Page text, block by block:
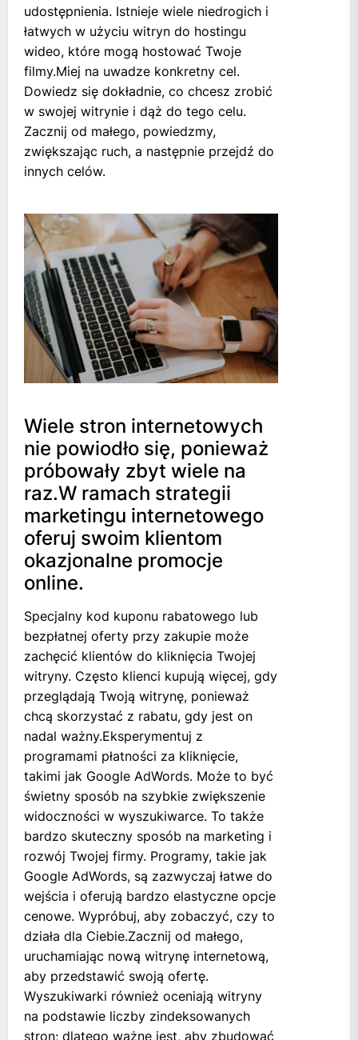
udostępnienia. Istnieje wiele niedrogich i
łatwych w użyciu witryn do hostingu
wideo, które mogą hostować Twoje
filmy.Miej na uwadze konkretny cel.
Dowiedz się dokładnie, co chcesz zrobić
w swojej witrynie i dąż do tego celu.
Zacznij od małego, powiedzmy,
zwiększając ruch, a następnie przejdź do
innych celów.
Wiele stron internetowych
nie powiodło się, ponieważ
próbowały zbyt wiele na
raz.W ramach strategii
marketingu internetowego
oferuj swoim klientom
okazjonalne promocje
online.
Specjalny kod kuponu rabatowego lub
bezpłatnej oferty przy zakupie może
zachęcić klientów do kliknięcia Twojej
witryny. Często klienci kupują więcej, gdy
przeglądają Twoją witrynę, ponieważ
chcą skorzystać z rabatu, gdy jest on
nadal ważny.Eksperymentuj z
programami płatności za kliknięcie,
takimi jak Google AdWords. Może to być
świetny sposób na szybkie zwiększenie
widoczności w wyszukiwarce. To także
bardzo skuteczny sposób na marketing i
rozwój Twojej firmy. Programy, takie jak
Google AdWords, są zazwyczaj łatwe do
wejścia i oferują bardzo elastyczne opcje
cenowe. Wypróbuj, aby zobaczyć, czy to
działa dla Ciebie.Zacznij od małego,
uruchamiając nową witrynę internetową,
aby przedstawić swoją ofertę.
Wyszukiwarki również oceniają witryny
na podstawie liczby zindeksowanych
stron; dlatego ważne jest, aby zbudować